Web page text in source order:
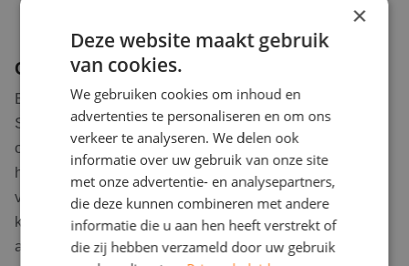
Capaciteit van thuisbatterijen in Halsteren
Bij RD Solar Group werken we uitsluitend met de
Sessy thuisbatterij, een efficiënte en betrouwbare
oplossing voor energieopslag. De Sessy thuisbatterij
heeft een standaardcapaciteit van 5 kWh met een
vermogen van 1,7 kW. Dit betekent dat u per batterij 5
kWh aan energie kunt opslaan, voldoende om een
aanzienlijk deel van uw dagelijkse energieverbruik op
×
Deze website maakt gebruik
van cookies.
We gebruiken cookies om inhoud en
advertenties te personaliseren en om ons
verkeer te analyseren. We delen ook
informatie over uw gebruik van onze site
met onze advertentie- en analysepartners,
die deze kunnen combineren met andere
informatie die u aan hen heeft verstrekt of
die zij hebben verzameld door uw gebruik